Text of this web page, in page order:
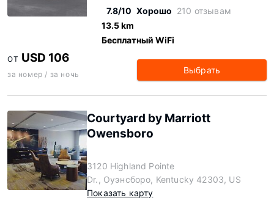
7.8/10 Хорошо 210 отзывам
13.5 km
Бесплатный WiFi
ОТ USD 106
за номер / за ночь Выбрать
Courtyard by Marriott
Owensboro
3120 Highland Pointe
Dr., Оуэнсборо, Kentucky 42303, US
Показать карту